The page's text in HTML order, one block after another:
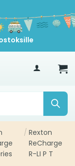
/ Rexton
ReCharge
R-LI P T